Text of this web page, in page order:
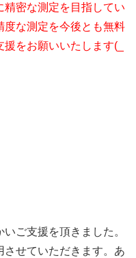
密な測定を目指してい
度な測定を今後とも無料
をお願いいたします(_
ご支援を頂きました。
せていただきます。あ